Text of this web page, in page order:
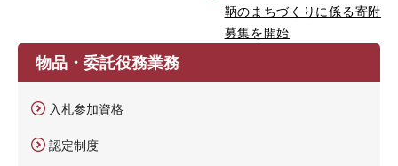
鞆のまちづくりに係る寄附
募集を開始
物品・委託役務業務
入札参加資格
認定制度